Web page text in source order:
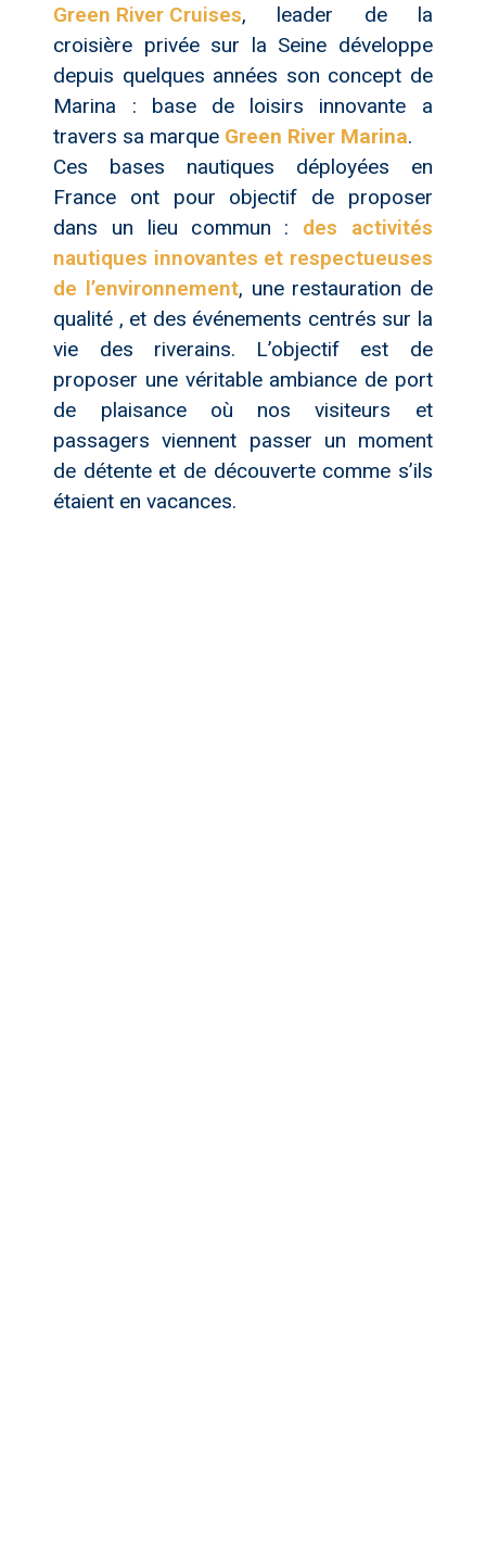
Green River Cruises, leader de la
croisière privée sur la Seine développe
depuis quelques années son concept de
Marina : base de loisirs innovante a
travers sa marque Green River Marina.
Ces bases nautiques déployées en
France ont pour objectif de proposer
dans un lieu commun : des activités
nautiques innovantes et respectueuses
de l’environnement, une restauration de
qualité , et des événements centrés sur la
vie des riverains. L’objectif est de
proposer une véritable ambiance de port
de plaisance où nos visiteurs et
passagers viennent passer un moment
de détente et de découverte comme s’ils
étaient en vacances.